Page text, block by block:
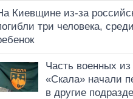
Киевщине из-за
три человека,
Часть военных из
«Скала» начали
в другие